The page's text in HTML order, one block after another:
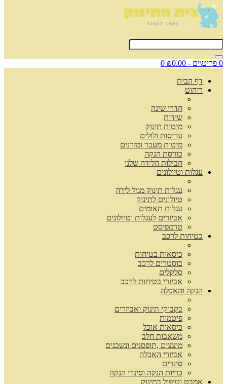
0 פריט\ים - ₪0.00 0
דף הבית
ריהוט
חדרי שינה
שידות
מיטות תינוק
עריסות ולולים
מיטות מעבר ומזרנים
כורסת הנקה
חבילות הלידה שלנו
עגלות וטיולונים
עגלות תינוק מגיל לידה
טיולונים לתינוק
עגלות תאומים
אביזרים לעגלות וטיולונים
טרמפיסט
בטיחות לרכב
כיסאות בטיחות
בוסטרים לרכב
סלקלים
אביזרי בטיחות לרכב
הנקה והאכלה
בקבוקי תינוק ואביזרים
פיטמות
כיסאות אוכל
משאבות חלב
מוצצים ,תופסנים ונשכנים
אביזרי האכלה
סינרים
כריות הנקה וסינרי הנקה
אמבט וטיפול בתינוק